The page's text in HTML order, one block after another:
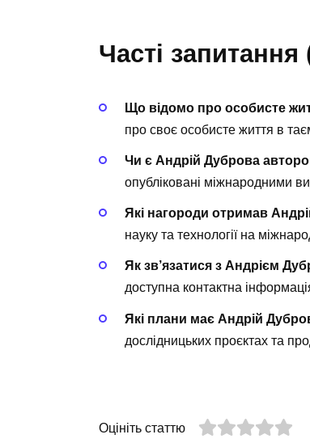
Часті запитання
Що відомо про особисте
про своє особисте життя в
Чи є Андрій Дуброва
опубліковані міжнародними
Які нагороди отримав
науку та технології на
Як зв’язатися з Андрієм
доступна контактна
Які плани має Андрій
дослідницьких проєктах та
Оцініть статтю